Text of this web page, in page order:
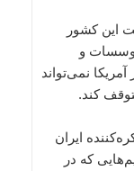
اساسی آمریکا، 30 ایالت این کشور
موسسات و
نمی‌تواند
کند.
ایران
که در